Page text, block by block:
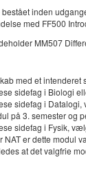
inden
med FF500
MM507
med et
sidefag i Biologi
sidefag i Datalogi,
på 3. semester og
sidefag i Fysik,
NAT er dette modul
at det valgfrie